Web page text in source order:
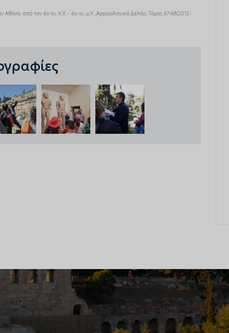
από τον 6ο αι. π.Χ. - 6ο αι. μ.Χ. ,Αρχαιολογικό Δελτίο, Τόμος 67-68(2012-